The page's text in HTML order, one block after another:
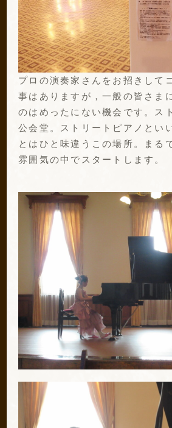
プロの演奏家さんをお招きして
事はありますが，一般の皆さま
のはめったにない機会です。ス
公会堂。ストリートピアノとい
とはひと味違うこの場所。まる
雰囲気の中でスタートします。